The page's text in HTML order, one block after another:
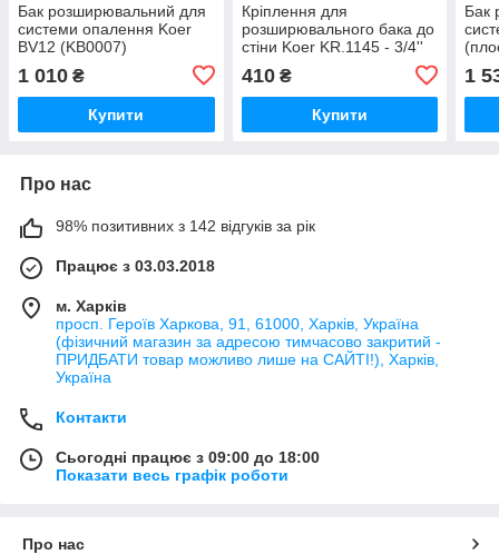
Бак розширювальний для
системи опалення Koer
BV12 (KB0007)
1 010 ₴
Купити
Кріплення для
розширювального бака до
стіни Koer KR.1145 - 3/4''
410₴
Купити
Бак
1
Про нас
98% позитивних з 142 відгуків за рік
Працює з 03.03.2018
м. Харків
просп. Героїв Харкова, 91, 61000, Харків, Україна
(фізичний магазин за адресою тимчасово закритий -
ПРИДБАТИ товар можливо лише на САЙТІ!), Харків,
Україна
Контакти
Сьогодні працює з 09:00 до 18:00
Показати весь графік роботи
Про нас